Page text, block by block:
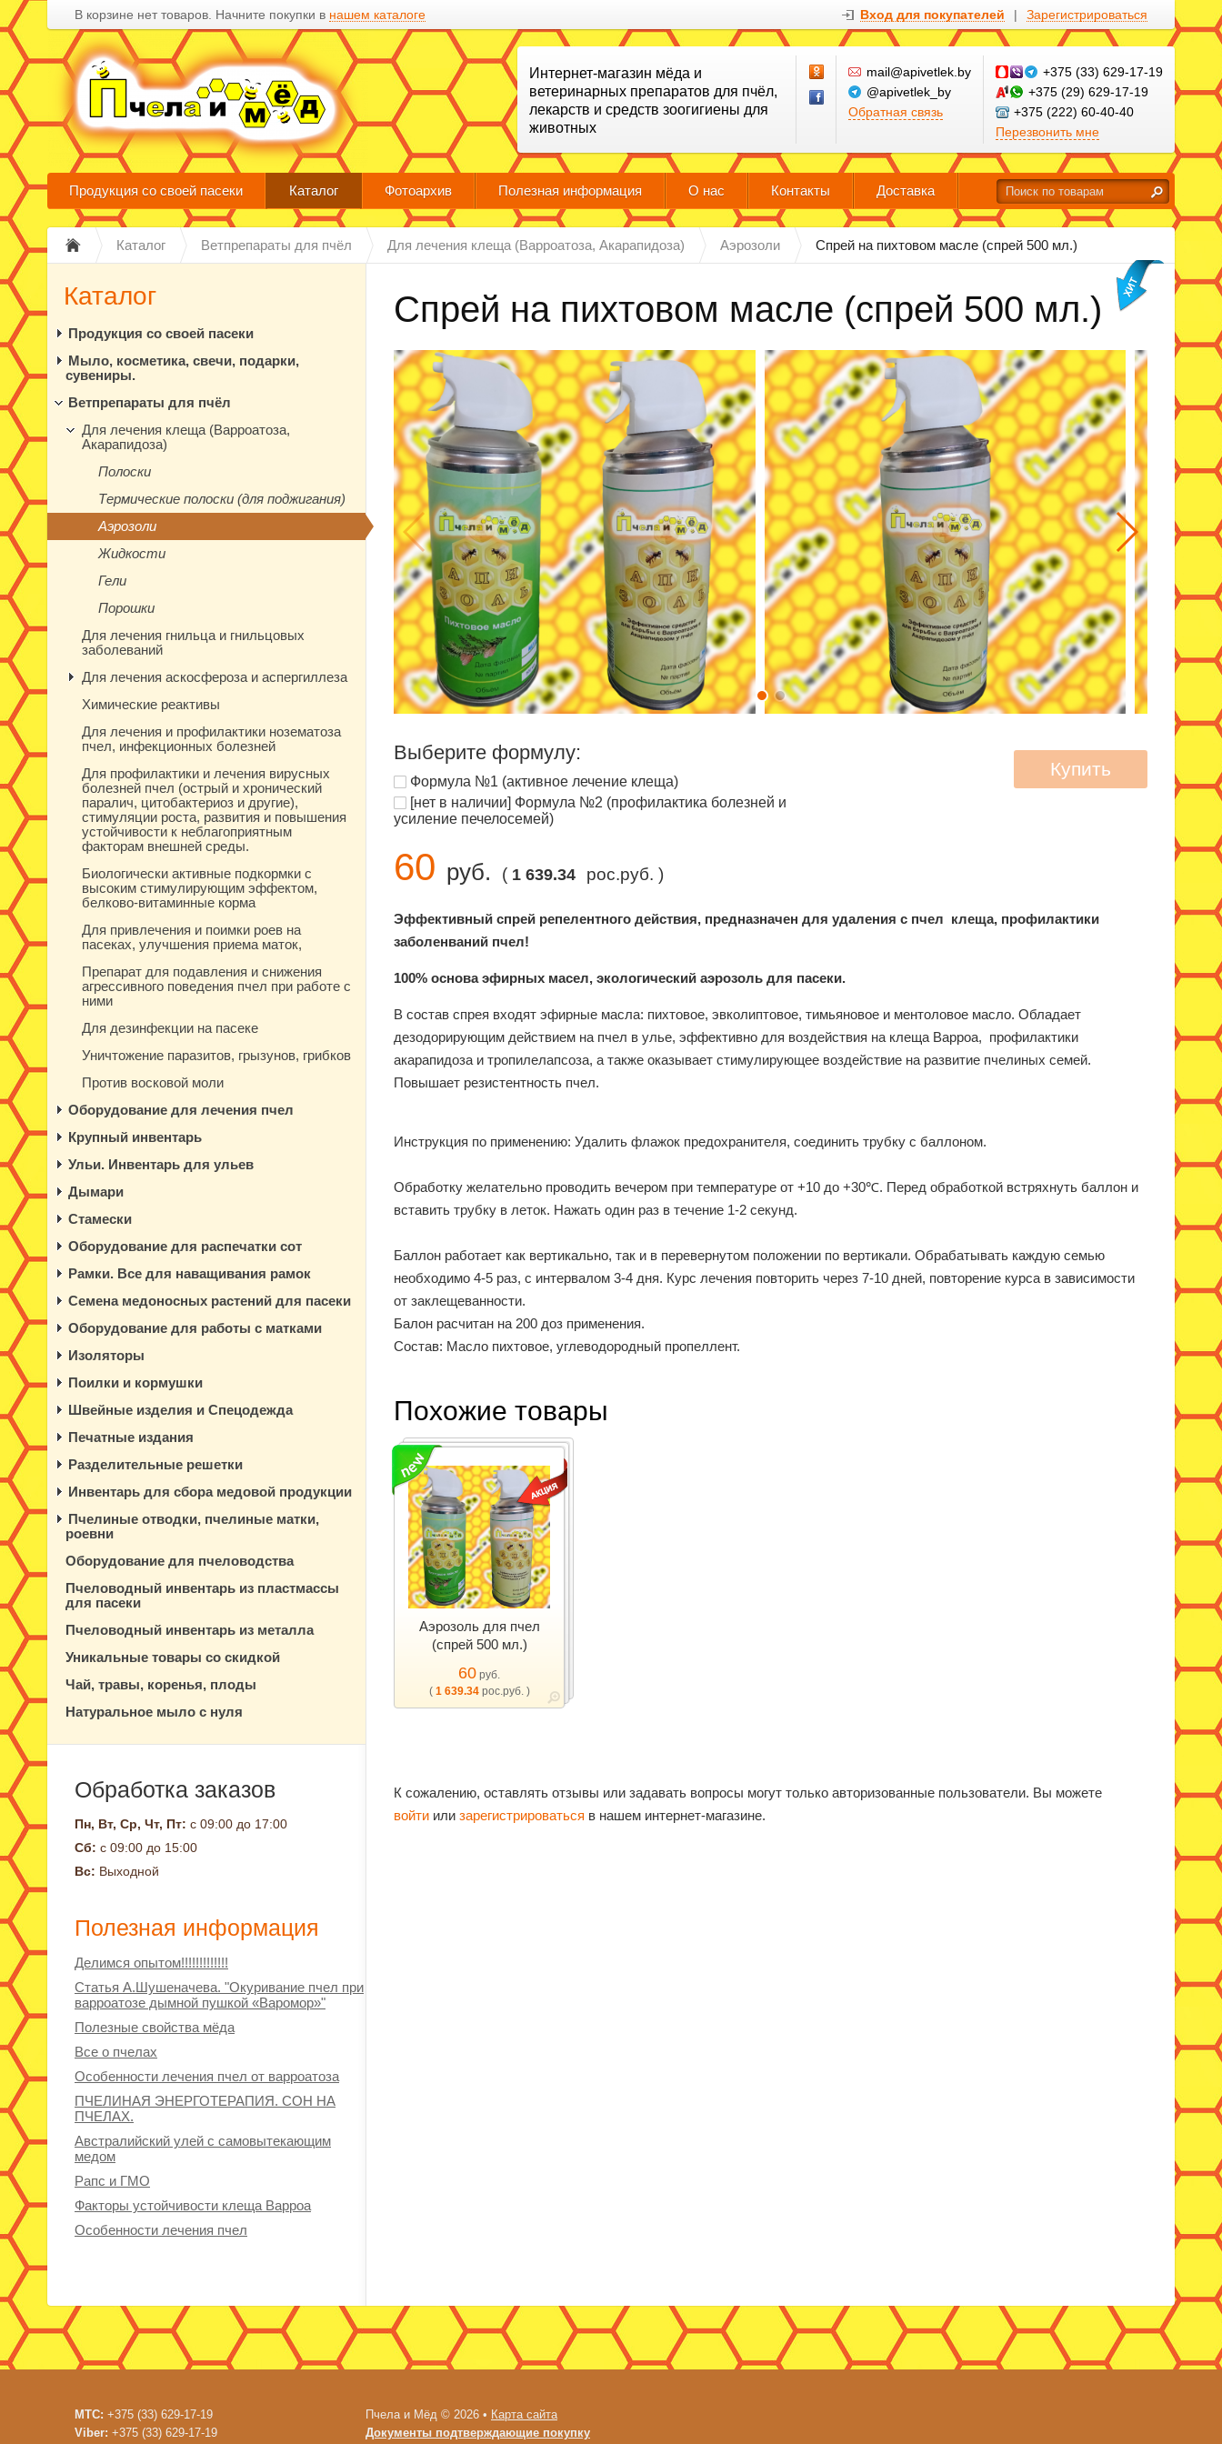
В корзине нет товаров. Начните покупки в нашем каталоге Вход для покупателей | Зарегистрироваться
Интернет-магазин мёда и
ветеринарных препаратов для пчёл,
лекарств и средств зоогигиены для
животных
mail@apivetlek.by
@apivetlek_by
Обратная связь
+375 (33) 629-17-19
+375 (29) 629-17-19
+375 (222) 60-40-40
Перезвонить мне
Продукция со своей пасеки Каталог Фотоархив Полезная информация О нас Контакты Доставка
Каталог Ветпрепараты для пчёл Для лечения клеща (Варроатоза, Акарапидоза) Аэрозоли Спрей на пихтовом масле (спрей 500 мл.)
Спрей на пихтовом масле (спрей 500 мл.)
Выберите формулу:
Формула №1 (активное лечение клеща)
[нет в наличии] Формула №2 (профилактика болезней и
усиление печелосемей)
60 руб. ( 1 639.34 рос.руб. )
Купить
Эффективный спрей репелентного действия, предназначен для удаления с пчел клеща, профилактики
заболенваний пчел!
100% основа эфирных масел, экологический аэрозоль для пасеки.
В состав спрея входят эфирные масла: пихтовое, эвколиптовое, тимьяновое и ментоловое масло. Обладает
дезодорирующим действием на пчел в улье, эффективно для воздействия на клеща Варроа, профилактики
акарапидоза и тропилелапсоза, а также оказывает стимулирующее воздействие на развитие пчелиных семей.
Повышает резистентность пчел.
Инструкция по применению: Удалить флажок предохранителя, соединить трубку с баллоном.
Обработку желательно проводить вечером при температуре от +10 до +30℃. Перед обработкой встряхнуть баллон и
вставить трубку в леток. Нажать один раз в течение 1-2 секунд.
Баллон работает как вертикально, так и в перевернутом положении по вертикали. Обрабатывать каждую семью
необходимо 4-5 раз, с интервалом 3-4 дня. Курс лечения повторить через 7-10 дней, повторение курса в зависимости
от заклещеванности.
Балон расчитан на 200 доз применения.
Состав: Масло пихтовое, углеводородный пропеллент.
Похожие товары
Аэрозоль для пчел
(спрей 500 мл.)
60 руб.
( 1 639.34рос.руб. )
К сожалению, оставлять отзывы или задавать вопросы могут только авторизованные пользователи. Вы можете
войти или зарегистрироваться в нашем интернет-магазине.
Каталог
Продукция со своей пасеки
Мыло, косметика, свечи, подарки,
сувениры.
Ветпрепараты для пчёл
Для лечения клеща (Варроатоза,
Акарапидоза)
Полоски
Термические полоски (для поджигания)
Аэрозоли
Жидкости
Гели
Порошки
Для лечения гнильца и гнильцовых
заболеваний
Для лечения аскосфероза и аспергиллеза
Химические реактивы
Для лечения и профилактики нозематоза
пчел, инфекционных болезней
Для профилактики и лечения вирусных
болезней пчел (острый и хронический
паралич, цитобактериоз и другие),
стимуляции роста, развития и повышения
устойчивости к неблагоприятным
факторам внешней среды.
Биологически активные подкормки с
высоким стимулирующим эффектом,
белково-витаминные корма
Для привлечения и поимки роев на
пасеках, улучшения приема маток,
Препарат для подавления и снижения
агрессивного поведения пчел при работе с
ними
Для дезинфекции на пасеке
Уничтожение паразитов, грызунов, грибков
Против восковой моли
Оборудование для лечения пчел
Крупный инвентарь
Ульи. Инвентарь для ульев
Дымари
Стамески
Оборудование для распечатки сот
Рамки. Все для наващивания рамок
Семена медоносных растений для пасеки
Оборудование для работы с матками
Изоляторы
Поилки и кормушки
Швейные изделия и Спецодежда
Печатные издания
Разделительные решетки
Инвентарь для сбора медовой продукции
Пчелиные отводки, пчелиные матки,
роевни
Оборудование для пчеловодства
Пчеловодный инвентарь из пластмассы
для пасеки
Пчеловодный инвентарь из металла
Уникальные товары со скидкой
Чай, травы, коренья, плоды
Натуральное мыло с нуля
Обработка заказов
Пн, Вт, Ср, Чт, Пт: с 09:00 до 17:00
Сб: с 09:00 до 15:00
Вс: Выходной
Полезная информация
Делимся опытом!!!!!!!!!!!!!
Статья А.Шушеначева. "Окуривание пчел при
варроатозе дымной пушкой «Варомор»"
Полезные свойства мёда
Все о пчелах
Особенности лечения пчел от варроатоза
ПЧЕЛИНАЯ ЭНЕРГОТЕРАПИЯ. СОН НА
ПЧЕЛАХ.
Австралийский улей с самовытекающим
медом
Рапс и ГМО
Факторы устойчивости клеща Варроа
Особенности лечения пчел
МТС: +375 (33) 629-17-19
Viber: +375 (33) 629-17-19
Пчела и Мёд © 2026 • Карта сайта
Документы подтверждающие покупку